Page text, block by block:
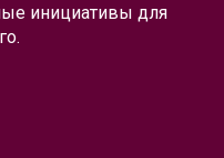
инициативы для